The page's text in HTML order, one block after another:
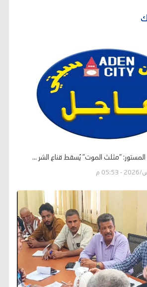
المستور: "مثلث الموت" يُسقط قناع الشر ...